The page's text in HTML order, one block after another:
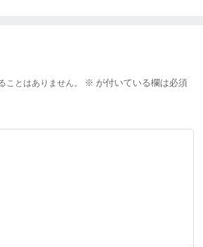
ことはありません。 ※ が付いている欄は必須